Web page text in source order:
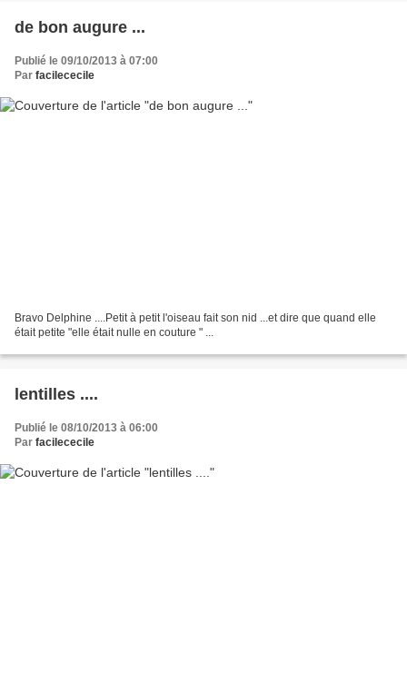
de bon augure ...
Publié le 09/10/2013 à 07:00
Par facilececile
Bravo Delphine ....Petit à petit l'oiseau fait son nid ...et dire que quand elle
était petite "elle était nulle en couture " ...
lentilles ....
Publié le 08/10/2013 à 06:00
Par facilececile